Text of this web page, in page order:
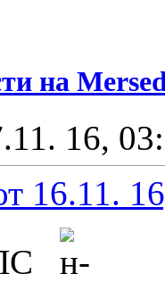
на
16,
16.11.